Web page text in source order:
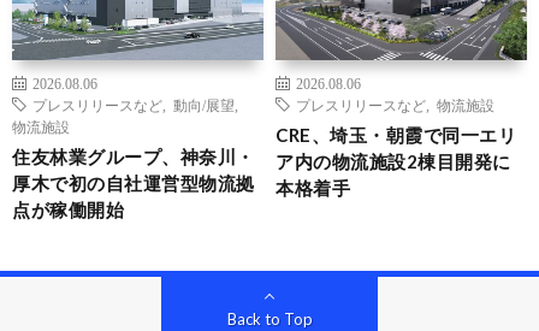
2026.08.06
プレスリリースなど
動向/展望
物流施設
住友林業グループ、神奈川・
厚木で初の自社運営型物流拠
点が稼働開始
2026.08.06
プレスリリースなど
物流施設
CRE、埼玉・朝霞で同一エリ
ア内の物流施設2棟目開発に
本格着手
Back to Top